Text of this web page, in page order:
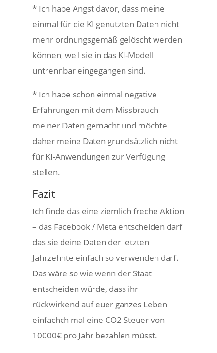
* Ich habe Angst davor, dass meine
einmal für die KI genutzten Daten nicht
mehr ordnungsgemäß gelöscht werden
können, weil sie in das KI-Modell
untrennbar eingegangen sind.
* Ich habe schon einmal negative
Erfahrungen mit dem Missbrauch
meiner Daten gemacht und möchte
daher meine Daten grundsätzlich nicht
für KI-Anwendungen zur Verfügung
stellen.
Fazit
Ich finde das eine ziemlich freche Aktion
– das Facebook / Meta entscheiden darf
das sie deine Daten der letzten
Jahrzehnte einfach so verwenden darf.
Das wäre so wie wenn der Staat
entscheiden würde, dass ihr
rückwirkend auf euer ganzes Leben
einfachch mal eine CO2 Steuer von
10000€ pro Jahr bezahlen müsst.